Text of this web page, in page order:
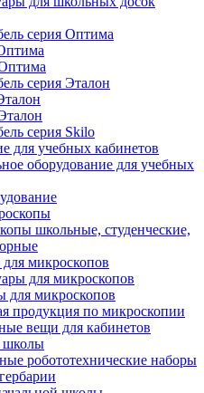
серия Оптима
серия Эталон
серия Skilo
для учебных кабинетов
оборудование для учебных
школьные, студенческие,
микроскопов
для микроскопов
для микроскопов
продукция по микроскопии
вещи для кабинетов
школы
робототехнические наборы